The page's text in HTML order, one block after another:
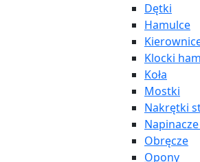
Dętki
Hamulce
Klocki
Koła
Mostki
Nakrętki
Obręcze
Opony